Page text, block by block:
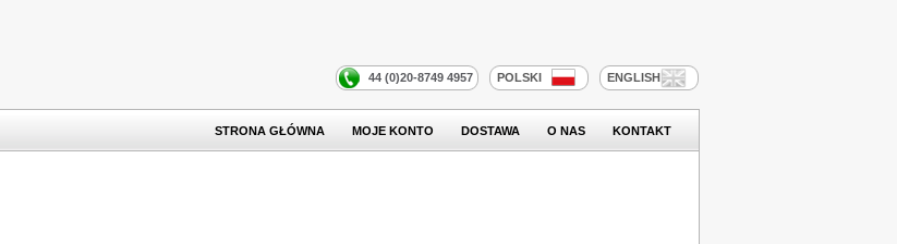
44 (0)20-8749 4957 POLSKI ENGLISH
STRONA GŁÓWNA MOJE KONTO DOSTAWA O NAS KONTAKT